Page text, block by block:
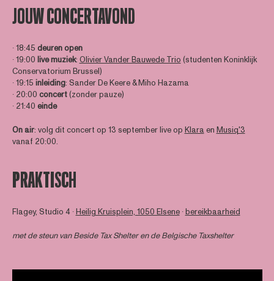
JOUW CONCERTAVOND
∙ 18:45 deuren open
∙ 19:00 live muziek: Olivier Vander Bauwede Trio (studenten Koninklijk
Conservatorium Brussel)
∙ 19:15 inleiding: Sander De Keere & Miho Hazama
∙ 20:00 concert(zonder pauze)
∙ 21:40 einde
On air: volg dit concert op 13 september live op Klaraen Musiq'3
vanaf 20:00.
PRAKTISCH
Flagey, Studio 4 ∙Heilig Kruisplein, 1050 Elsene∙bereikbaarheid
met de steun vanBeside Tax Shelteren de Belgische Taxshelter